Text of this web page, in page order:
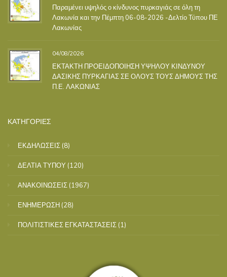
Παραμένει υψηλός ο κίνδυνος πυρκαγιάς σε όλη τη
Λακωνία και την Πέμπτη 06-08-2026 -Δελτίο Τύπου ΠΕ
Λακωνίας
04/08/2026
ΕΚΤΑΚΤΗ ΠΡΟΕΙΔΟΠΟΙΗΣΗ ΥΨΗΛΟΥ ΚΙΝΔΥΝΟΥ
ΔΑΣΙΚΗΣ ΠΥΡΚΑΓΙΑΣ ΣΕ ΟΛΟΥΣ ΤΟΥΣ ΔΗΜΟΥΣ ΤΗΣ
Π.Ε. ΛΑΚΩΝΙΑΣ
ΚΑΤΗΓΟΡΙΕΣ
ΕΚΔΗΛΩΣΕΙΣ (8)
ΔΕΛΤΙΑ ΤΥΠΟΥ (120)
ΑΝΑΚΟΙΝΩΣΕΙΣ (1967)
ΕΝΗΜΕΡΩΣΗ (28)
ΠΟΛΙΤΙΣΤΙΚΕΣ ΕΓΚΑΤΑΣΤΑΣΕΙΣ (1)